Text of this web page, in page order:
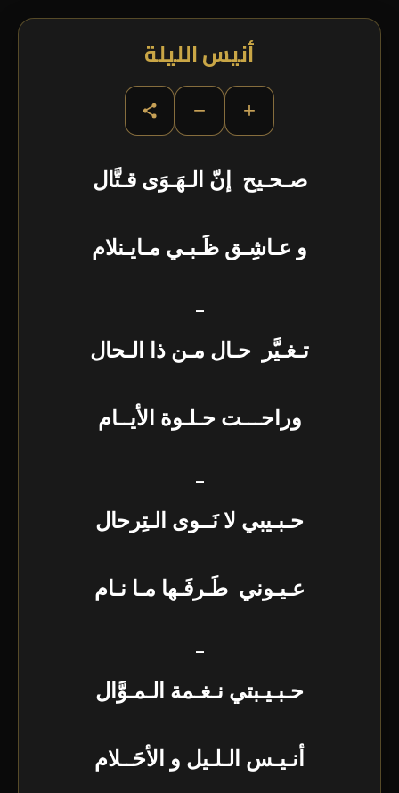
أنيس الليلة
+
−
صـحـيح إنّ الـهَـوَى قـتَّال
و عـاشِـق ظَـبـي مـايـنلام
–
تـغـيَّر حـال مـن ذا الـحال
وراحـــت حـلـوة الأيــام
–
حـبـيبي لا نَــوى الـتِرحال
عـيـوني طَـرفَـها مـا نـام
–
حـبـيـبتي نـغـمة الـمـوَّال
أنـيـس الـلـيل و الأحَــلام